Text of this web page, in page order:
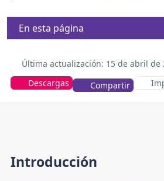
En esta página
Última actualización: 15 de abril de
Descargas
Compartir
Introducción